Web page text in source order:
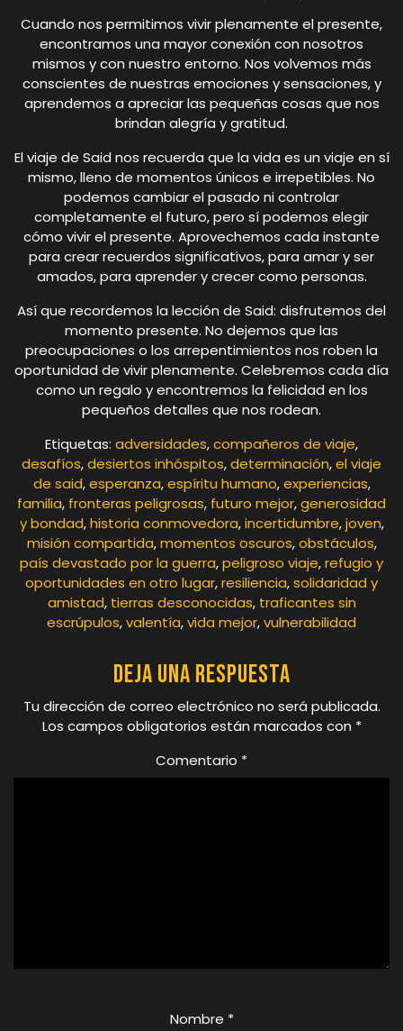
Cuando nos permitimos vivir plenamente el presente,
encontramos una mayor conexión con nosotros
mismos y con nuestro entorno. Nos volvemos más
conscientes de nuestras emociones y sensaciones, y
aprendemos a apreciar las pequeñas cosas que nos
brindan alegría y gratitud.
El viaje de Said nos recuerda que la vida es un viaje en sí
mismo, lleno de momentos únicos e irrepetibles. No
podemos cambiar el pasado ni controlar
completamente el futuro, pero sí podemos elegir
cómo vivir el presente. Aprovechemos cada instante
para crear recuerdos significativos, para amar y ser
amados, para aprender y crecer como personas.
Así que recordemos la lección de Said: disfrutemos del
momento presente. No dejemos que las
preocupaciones o los arrepentimientos nos roben la
oportunidad de vivir plenamente. Celebremos cada día
como un regalo y encontremos la felicidad en los
pequeños detalles que nos rodean.
Etiquetas: adversidades,compañeros de viaje,
desafíos,desiertos inhóspitos,determinación,el viaje
de said,esperanza,espíritu humano,experiencias,
familia, fronteras peligrosas, futuro mejor,generosidad
y bondad,historia conmovedora,incertidumbre,joven,
misión compartida,momentos oscuros,obstáculos,
país devastado por la guerra,peligroso viaje,refugio y
oportunidades en otro lugar,resiliencia,solidaridad y
amistad, tierras desconocidas, traficantes sin
escrúpulos,valentía,vida mejor,vulnerabilidad
Deja una respuesta
Tu dirección de correo electrónico no será publicada.
Los campos obligatorios están marcados con *
Comentario *
Nombre *